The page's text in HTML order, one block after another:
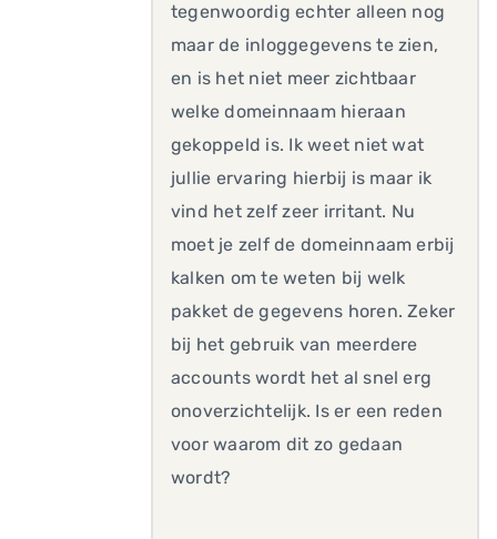
tegenwoordig echter alleen nog
maar de inloggegevens te zien,
en is het niet meer zichtbaar
welke domeinnaam hieraan
gekoppeld is. Ik weet niet wat
jullie ervaring hierbij is maar ik
vind het zelf zeer irritant. Nu
moet je zelf de domeinnaam erbij
kalken om te weten bij welk
pakket de gegevens horen. Zeker
bij het gebruik van meerdere
accounts wordt het al snel erg
onoverzichtelijk. Is er een reden
voor waarom dit zo gedaan
wordt?